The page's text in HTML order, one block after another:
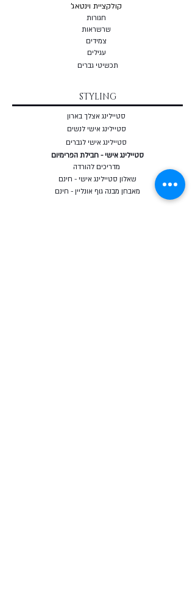
קולקציית וינטאג'
חגורות
שרשראות
צמידים
עגילים
תכשיטי גברים
STYLING
סטיילינג אצלך בארון
סטיילינג אישי לנשים
סטיילינג אישי לגברים
סטיילינג אישי - חבילת הפרימיום
מדריכים להורדה
שאלון סטיילינג אישי - חינם
מאבחן מבנה גוף אונליין - חינם